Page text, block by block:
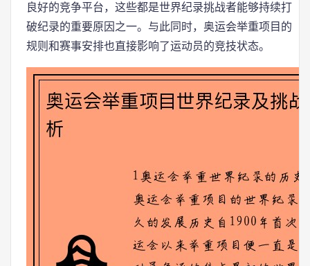
良好的竞争平台，这些都是世界纪录挑战者能够持续打
破纪录的重要原因之一。与此同时，奥运会举重项目的
规则和赛事安排也直接影响了运动员的竞技状态。